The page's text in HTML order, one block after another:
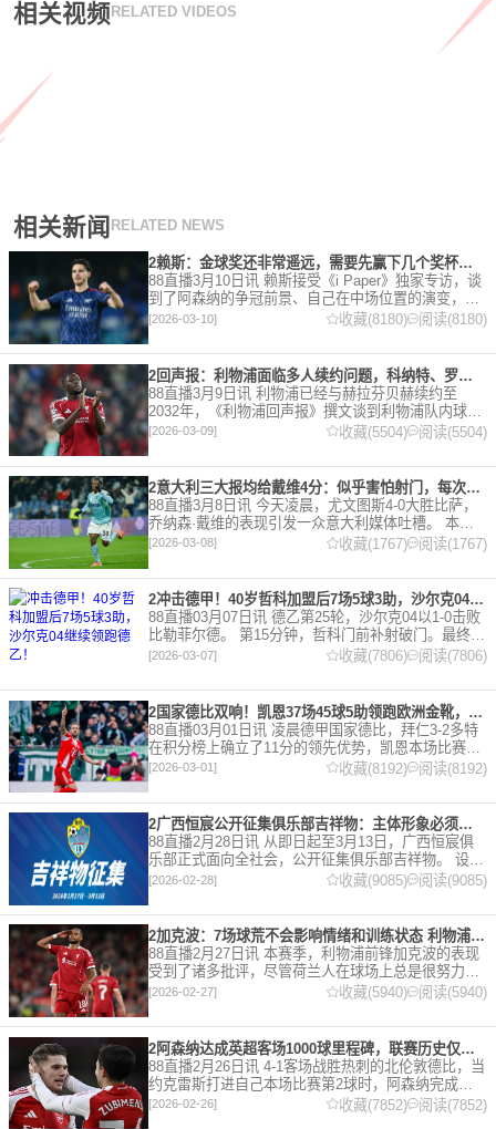
相关视频 RELATED VIDEOS
相关新闻 RELATED NEWS
2赖斯：金球奖还非常遥远，需要先赢下几个奖杯，专注当下好好踢球
88直播3月10日讯 赖斯接受《i Paper》独家专访，谈
到了阿森纳的争冠前景、自己在中场位置的演变，以
及对自己被提名金球奖的看法。 任意球 赖斯：“我们
有一项非常擅长的技能——这背后付出了巨大努力
[2026-03-10] 收藏(8180) 阅读(8180)
2回声报：利物浦面临多人续约问题，科纳特、罗伯逊合同今夏到期
88直播3月9日讯 利物浦已经与赫拉芬贝赫续约至
2032年，《利物浦回声报》撰文谈到利物浦队内球员
的合同情况，文章表示，利物浦多位球员面临合同问
题。 对于利物浦来说，科纳特的合同将在本赛季末到
期，俱乐
[2026-03-09] 收藏(5504) 阅读(5504)
2意大利三大报均给戴维4分：似乎害怕射门，每次触球球迷都叹息
88直播3月8日讯 今天凌晨，尤文图斯4-0大胜比萨，
乔纳森·戴维的表现引发一众意大利媒体吐槽。 本场
比赛，戴维半场就被换下，赛后，《米兰体育报》、
《罗马体育报》和《都灵体育报》三大报都给戴维打
出4分
[2026-03-08] 收藏(1767) 阅读(1767)
2冲击德甲！40岁哲科加盟后7场5球3助，沙尔克04继续领跑德乙！
88直播03月07日讯 德乙第25轮，沙尔克04以1-0击败
比勒菲尔德。 第15分钟，哲科门前补射破门。最终凭
借哲科的进球沙尔克04成功拿到3分，继续领跑德
[2026-03-07] 收藏(7806) 阅读(7806)
2国家德比双响！凯恩37场45球5助领跑欧洲金靴，32岁保持赛季全勤
88直播03月01日讯 凌晨德甲国家德比，拜仁3-2多特
在积分榜上确立了11分的领先优势，凯恩本场比赛上
演双响。 本赛季32岁的凯恩仍然保持着超高的效率，
在到目前为止保持全勤，出战37场比赛，狂轰45
[2026-03-01] 收藏(8192) 阅读(8192)
2广西恒宸公开征集俱乐部吉祥物：主体形象必须为龙
88直播2月28日讯 从即日起至3月13日，广西恒宸俱
乐部正式面向全社会，公开征集俱乐部吉祥物。 设计
要求 1. 主体形象：必须为龙。龙，是中华民族的精神
[2026-02-28] 收藏(9085) 阅读(9085)
2加克波：7场球荒不会影响情绪和训练状态 利物浦如今已不容有失
88直播2月27日讯 本赛季，利物浦前锋加克波的表现
受到了诸多批评，尽管荷兰人在球场上总是很努力。
在接受天空体育采访时，他谈论了诸多话题。 关于球
队对赛季目前情况的看法 这是一个很好的问题。这个
赛季并
[2026-02-27] 收藏(5940) 阅读(5940)
2阿森纳达成英超客场1000球里程碑，联赛历史仅次于曼联的1063球
88直播2月26日讯 4-1客场战胜热刺的北伦敦德比，当
约克雷斯打进自己本场比赛第2球时，阿森纳完成了
一项了不起的成就，枪手成为英超历史第2支在客场
打进1000球的球队，仅次于曼联的1063球。阿森纳
[2026-02-26] 收藏(7852) 阅读(7852)